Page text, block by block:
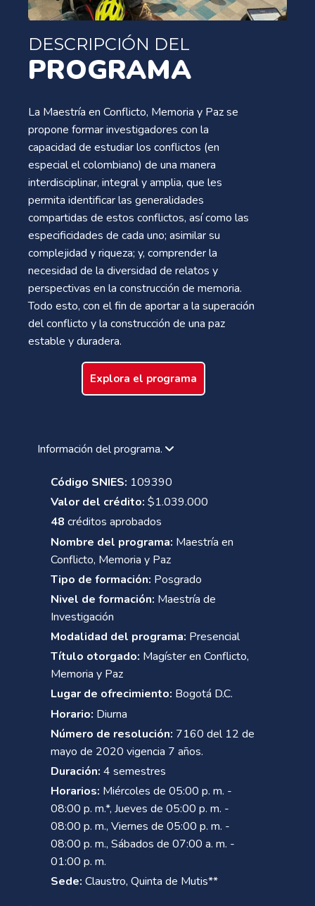
DESCRIPCIÓN DEL
PROGRAMA
La Maestría en Conflicto, Memoria y Paz se
propone formar investigadores con la
capacidad de estudiar los conflictos (en
especial el colombiano) de una manera
interdisciplinar, integral y amplia, que les
permita identificar las generalidades
compartidas de estos conflictos, así como las
especificidades de cada uno; asimilar su
complejidad y riqueza; y, comprender la
necesidad de la diversidad de relatos y
perspectivas en la construcción de memoria.
Todo esto, con el fin de aportar a la superación
del conflicto y la construcción de una paz
estable y duradera.
Explora el programa
Información del programa.
Código SNIES: 109390
Valor del crédito: $1.039.000
48 créditos aprobados
Nombre del programa: Maestría en
Conflicto, Memoria y Paz
Tipo de formación: Posgrado
Nivel de formación: Maestría de
Investigación
Modalidad del programa: Presencial
Título otorgado: Magíster en Conflicto,
Memoria y Paz
Lugar de ofrecimiento: Bogotá D.C.
Horario: Diurna
Número de resolución: 7160 del 12 de
mayo de 2020 vigencia 7 años.
Duración: 4 semestres
Horarios: Miércoles de 05:00 p. m. -
08:00 p. m.*, Jueves de 05:00 p. m. -
08:00 p. m., Viernes de 05:00 p. m. -
08:00 p. m., Sábados de 07:00 a. m. -
01:00 p. m.
Sede: Claustro, Quinta de Mutis**